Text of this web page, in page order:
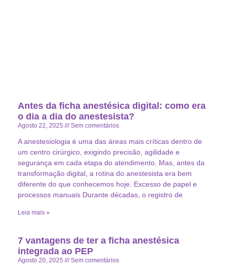
Antes da ficha anestésica digital: como era
o dia a dia do anestesista?
Agosto 22, 2025 Sem comentários
A anestesiologia é uma das áreas mais críticas dentro de
um centro cirúrgico, exigindo precisão, agilidade e
segurança em cada etapa do atendimento. Mas, antes da
transformação digital, a rotina do anestesista era bem
diferente do que conhecemos hoje. Excesso de papel e
processos manuais Durante décadas, o registro de
Leia mais »
7 vantagens de ter a ficha anestésica
integrada ao PEP
Agosto 20, 2025 Sem comentários